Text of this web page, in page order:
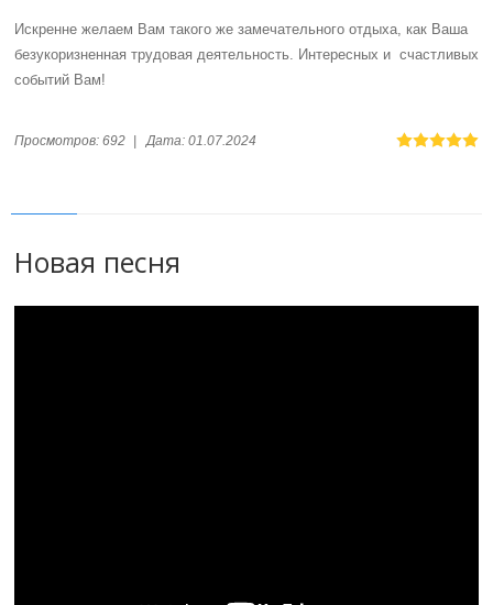
Искренне желаем Вам такого же замечательного отдыха, как Ваша
безукоризненная трудовая деятельность. Интересных и счастливых
событий Вам!
Просмотров: 692 Дата: 01.07.2024
Новая песня